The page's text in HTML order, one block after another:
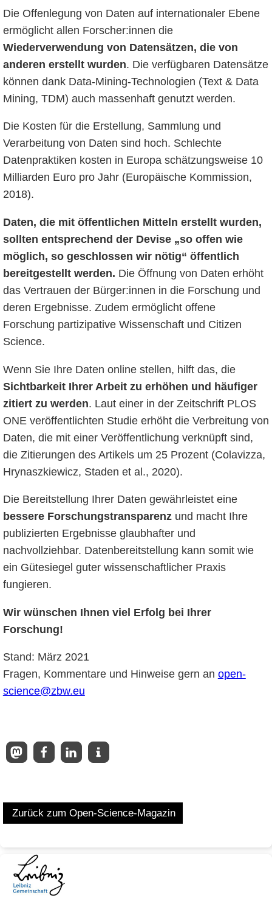
Die Offenlegung von Daten auf internationaler Ebene
ermöglicht allen Forscher:innen die
Wiederverwendung von Datensätzen, die von
anderen erstellt wurden. Die verfügbaren Datensätze
können dank Data-Mining-Technologien (Text & Data
Mining, TDM) auch massenhaft genutzt werden.
Die Kosten für die Erstellung, Sammlung und
Verarbeitung von Daten sind hoch. Schlechte
Datenpraktiken kosten in Europa schätzungsweise 10
Milliarden Euro pro Jahr (Europäische Kommission,
2018).
Daten, die mit öffentlichen Mitteln erstellt wurden,
sollten entsprechend der Devise „so offen wie
möglich, so geschlossen wir nötig“ öffentlich
bereitgestellt werden. Die Öffnung von Daten erhöht
das Vertrauen der Bürger:innen in die Forschung und
deren Ergebnisse. Zudem ermöglicht offene
Forschung partizipative Wissenschaft und Citizen
Science.
Wenn Sie Ihre Daten online stellen, hilft das, die
Sichtbarkeit Ihrer Arbeit zu erhöhen und häufiger
zitiert zu werden. Laut einer in der Zeitschrift PLOS
ONE veröffentlichten Studie erhöht die Verbreitung von
Daten, die mit einer Veröffentlichung verknüpft sind,
die Zitierungen des Artikels um 25 Prozent (Colavizza,
Hrynaszkiewicz, Staden et al., 2020).
Die Bereitstellung Ihrer Daten gewährleistet eine
bessere Forschungstransparenzund macht Ihre
publizierten Ergebnisse glaubhafter und
nachvollziehbar. Datenbereitstellung kann somit wie
ein Gütesiegel guter wissenschaftlicher Praxis
fungieren.
Wir wünschen Ihnen viel Erfolg bei Ihrer
Forschung!
Stand: März 2021
Fragen, Kommentare und Hinweise gern an open-
science@zbw.eu
Zurück zum Open-Science-Magazin